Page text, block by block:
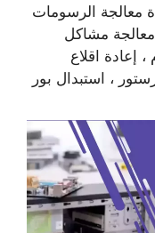
معالجة الرسومات
مشاكل
إعادة اقلاع
، استبدال بور